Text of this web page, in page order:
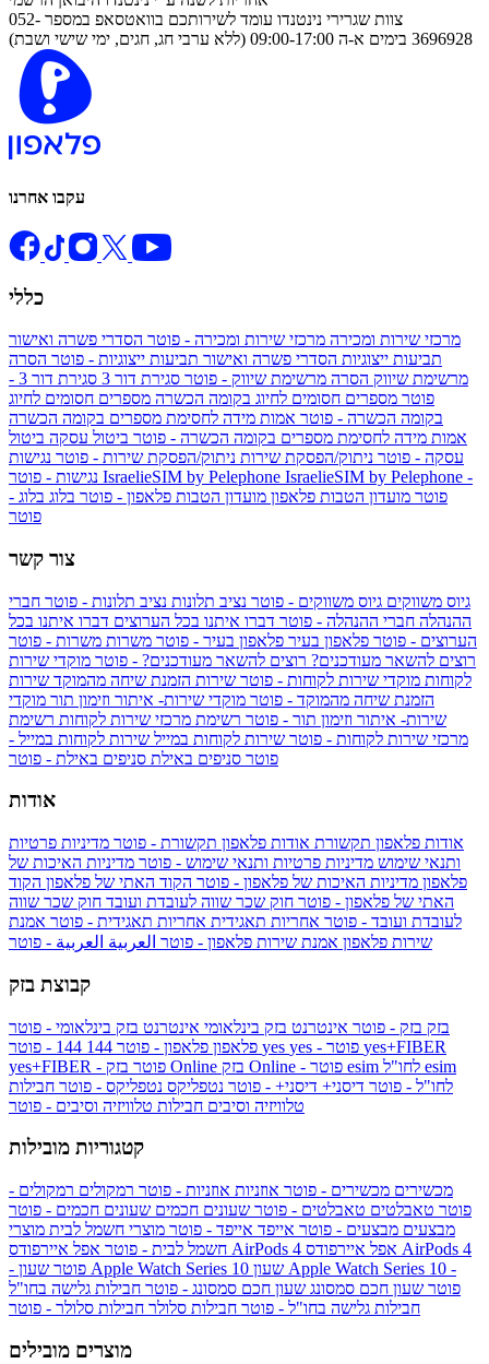
צוות שגרירי נינטנדו עומד לשירותכם בוואטסאפ במספר 052-
3696928 בימים א-ה 09:00-17:00 (ללא ערבי חג, חגים, ימי שישי ושבת)
עקבו אחרנו
כללי
מרכזי שירות ומכירה מרכזי שירות ומכירה - פוטר הסדרי פשרה ואישור
תביעות ייצוגיות הסדרי פשרה ואישור תביעות ייצוגיות - פוטר הסרה
מרשימת שיווק הסרה מרשימת שיווק - פוטר סגירת דור 3
סגירת דור 3 -
פוטר מספרים חסומים לחיוג בקומה הכשרה מספרים חסומים לחיוג
בקומה הכשרה - פוטר אמות מידה לחסימת מספרים בקומה הכשרה
אמות מידה לחסימת מספרים בקומה הכשרה - פוטר ביטול עסקה ביטול
עסקה - פוטר ניתוק/הפסקת שירות ניתוק/הפסקת שירות - פוטר נגישות
IsraelieSIM by Pelephone IsraelieSIM by Pelephone -
פוטר מועדון הטבות פלאפון מועדון הטבות פלאפון - פוטר בלוג בלוג -
פוטר
צור קשר
גיוס משווקים גיוס משווקים - פוטר נציב תלונות נציב תלונות - פוטר חברי
ההנהלה חברי ההנהלה - פוטר דברו איתנו בכל הערוצים דברו איתנו בכל
הערוצים - פוטר פלאפון בעיר פלאפון בעיר - פוטר משרות משרות - פוטר
רוצים להשאר מעודכנים? רוצים להשאר מעודכנים? - פוטר מוקדי שירות
לקוחות מוקדי שירות לקוחות - פוטר שירות הזמנת שיחה מהמוקד שירות
הזמנת שיחה מהמוקד - פוטר מוקדי שירות- איתור וזימון תור מוקדי
שירות- איתור וזימון תור - פוטר רשימת מרכזי שירות לקוחות רשימת
מרכזי שירות לקוחות - פוטר שירות לקוחות במייל שירות לקוחות במייל -
פוטר סניפים באילת סניפים באילת - פוטר
אודות
אודות פלאפון תקשורת אודות פלאפון תקשורת - פוטר מדיניות פרטיות
ותנאי שימוש מדיניות פרטיות ותנאי שימוש - פוטר מדיניות האיכות של
פלאפון מדיניות האיכות של פלאפון - פוטר הקוד האתי של פלאפון הקוד
האתי של פלאפון - פוטר חוק שכר שווה לעובדת ועובד חוק שכר שווה
לעובדת ועובד - פוטר אחריות תאגידית אחריות תאגידית - פוטר אמנת
שירות פלאפון אמנת שירות פלאפון - פוטר العربية العربية - פוטר
קבוצת בזק
בזק בזק - פוטר אינטרנט בזק בינלאומי אינטרנט בזק בינלאומי - פוטר
פלאפון פלאפון - פוטר 144 yes
yes+FIBER
yes+FIBER - פוטר בזק Online
esim
לחו"ל - פוטר דיסני+ דיסני+ - פוטר נטפליקס נטפליקס - פוטר חבילות
טלוויזיה וסיבים חבילות טלוויזיה וסיבים - פוטר
קטגוריות מובילות
מכשירים מכשירים - פוטר אוזניות אוזניות - פוטר רמקולים רמקולים -
פוטר טאבלטים טאבלטים - פוטר שעונים חכמים שעונים חכמים - פוטר
מבצעים מבצעים - פוטר אייפד אייפד - פוטר מוצרי חשמל לבית מוצרי
חשמל לבית - פוטר אפל איירפודס AirPods 4 אפל איירפודס AirPods 4
- פוטר שעון Apple Watch Series 10 שעון Apple Watch Series 10 -
פוטר שעון חכם סמסונג שעון חכם סמסונג - פוטר חבילות גלישה בחו"ל
חבילות גלישה בחו"ל - פוטר חבילות סלולר חבילות סלולר - פוטר
מוצרים מובילים